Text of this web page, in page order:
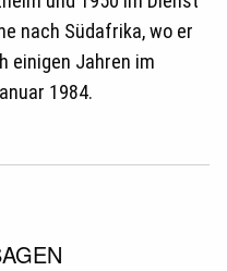
nach Südafrika, wo er
einigen Jahren im
1984.